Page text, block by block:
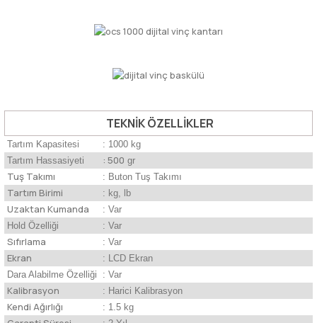
TEKNİK ÖZELLİKLER
Tartım Kapasitesi
: 1000 kg
Tartım Hassasiyeti
: 500 gr
Tuş Takımı : Buton Tuş Takımı
Tartım Birimi : kg, lb
Uzaktan Kumanda
: Var
Hold Özelliği
: Var
Sıfırlama : Var
Ekran
: LCD Ekran
Dara Alabilme Özelliği
: Var
Kalibrasyon : Harici Kalibrasyon
Kendi Ağırlığı : 1.5 kg